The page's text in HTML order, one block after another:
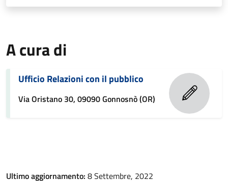
A cura di
Ufficio Relazioni con il pubblico
Via Oristano 30, 09090 Gonnosnò (OR)
Ultimo aggiornamento: 8 Settembre, 2022